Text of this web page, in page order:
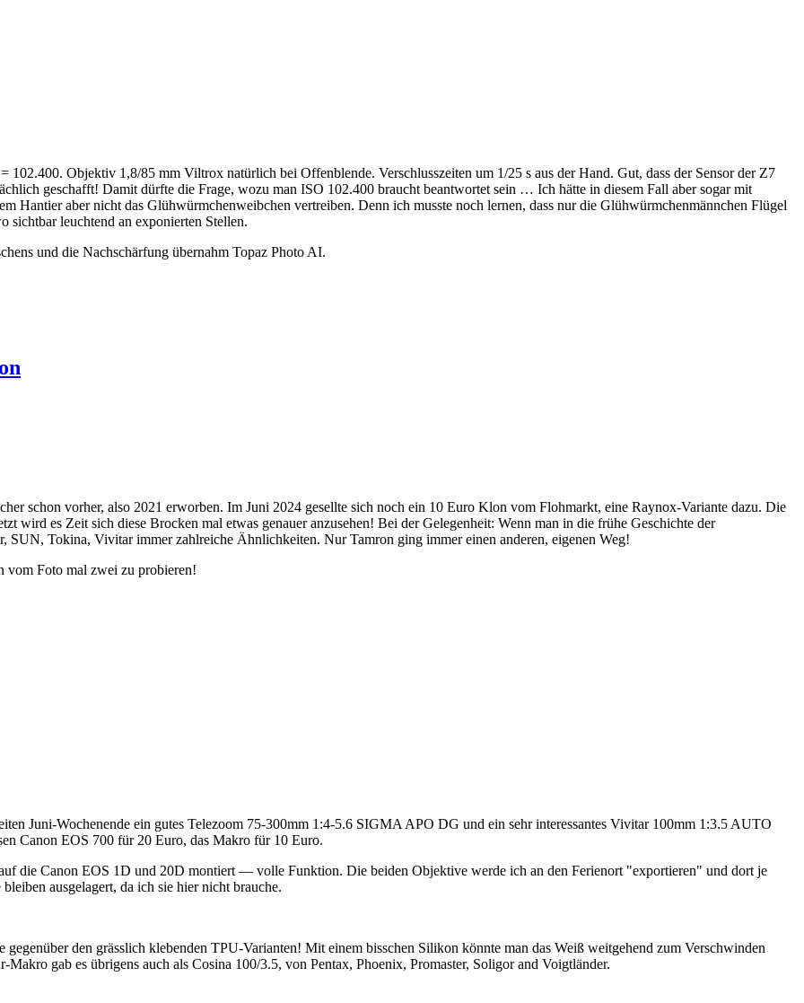
Objektiv 1,8/85 mm Viltrox natürlich bei Offenblende. Verschlusszeiten um 1/25 s aus der Hand. Gut, dass der Sensor der Z7
geschafft! Damit dürfte die Frage, wozu man ISO 102.400 braucht beantwortet sein … Ich hätte in diesem Fall aber sogar mit
Hantier aber nicht das Glühwürmchenweibchen vertreiben. Denn ich musste noch lernen, dass nur die Glühwürmchenmännchen Flügel
sichtbar leuchtend an exponierten Stellen.
und die Nachschärfung übernahm Topaz Photo AI.
schon vorher, also 2021 erworben. Im Juni 2024 gesellte sich noch ein 10 Euro Klon vom Flohmarkt, eine Raynox-Variante dazu. Die
wird es Zeit sich diese Brocken mal etwas genauer anzusehen! Bei der Gelegenheit: Wenn man in die frühe Geschichte der
SUN, Tokina, Vivitar immer zahlreiche Ähnlichkeiten. Nur Tamron ging immer einen anderen, eigenen Weg!
vom Foto mal zwei zu probieren!
Juni-Wochenende ein gutes Telezoom 75-300mm 1:4-5.6 SIGMA APO DG und ein sehr interessantes Vivitar 100mm 1:3.5 AUTO
Canon EOS 700 für 20 Euro, das Makro für 10 Euro.
die Canon EOS 1D und 20D montiert — volle Funktion. Die beiden Objektive werde ich an den Ferienort "exportieren" und dort je
ausgelagert, da ich sie hier nicht brauche.
den grässlich klebenden TPU-Varianten! Mit einem bisschen Silikon könnte man das Weiß weitgehend zum Verschwinden
gab es übrigens auch als Cosina 100/3.5, von Pentax, Phoenix, Promaster, Soligor and Voigtländer.